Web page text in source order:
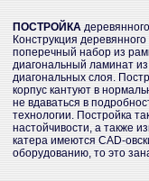
ПОСТРОЙКА
Конструкция
поперечный набор из
диагональный ламинат
диагональных слоя.
корпус кантуют в
не вдаваться в
технологии. Постройка
настойчивости, а также
катера имеются CAD-
оборудованию, то это